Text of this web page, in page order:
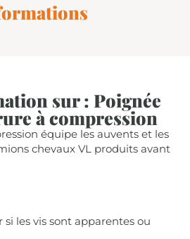
sur : Poignée
à compression
équipe les auvents et les
chevaux VL produits avant
si les vis sont apparentes ou